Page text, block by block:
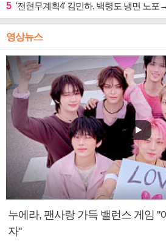
5 '전현무계획4' 김민하, 백령도 냉면 노포→숙성
영상뉴스
누에라, 팬사랑 가득 밸런스 게임 "
자"